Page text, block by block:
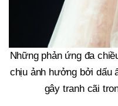
Những phản ứng đa
chịu ảnh hưởng bởi dấu
gây tranh cãi